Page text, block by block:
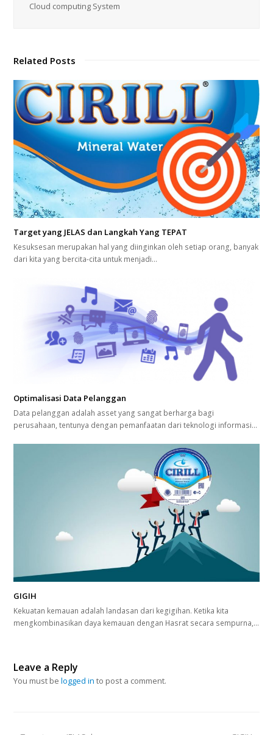
Cloud computing System
Related Posts
Target yang JELAS dan Langkah Yang TEPAT
Kesuksesan merupakan hal yang diinginkan oleh setiap orang, banyak
dari kita yang bercita-cita untuk menjadi…
Optimalisasi Data Pelanggan
Data pelanggan adalah asset yang sangat berharga bagi
perusahaan, tentunya dengan pemanfaatan dari teknologi informasi…
GIGIH
Kekuatan kemauan adalah landasan dari kegigihan. Ketika kita
mengkombinasikan daya kemauan dengan Hasrat secara sempurna,…
Leave a Reply
You must belogged in to post a comment.